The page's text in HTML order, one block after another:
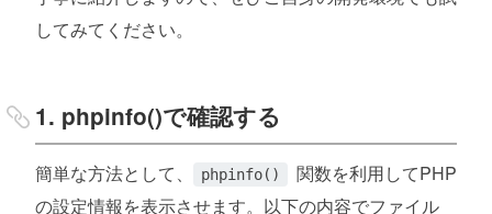
してみてください。
1. phpinfo()で確認する
簡単な方法として、 phpinfo()
関数を利用してPHP
の設定情報を表示させます。以下の内容でファイル